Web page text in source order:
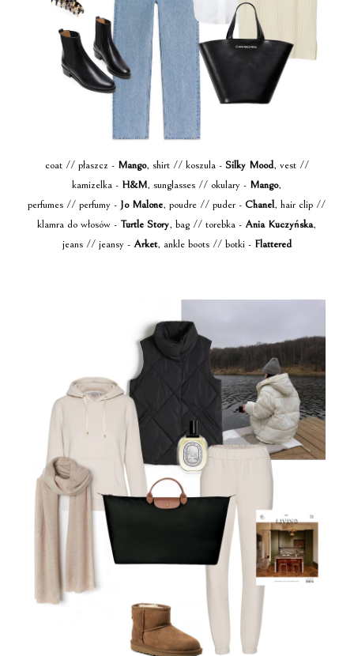
coat // płaszcz - Mango, shirt // koszula - Silky Mood, vest //
kamizelka - H&M, sunglasses // okulary - Mango,
perfumes // perfumy - Jo Malone, poudre // puder - Chanel, hair clip //
klamra do włosów - Turtle Story, bag // torebka -Ania Kuczyńska,
jeans // jeansy - Arket, ankle boots // botki - Flattered